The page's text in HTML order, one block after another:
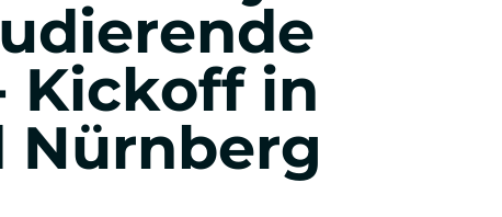
Wirtschafts- & Werbepsychologie
Entrepreneurship & Innovation
Kickoff in
Nürnberg